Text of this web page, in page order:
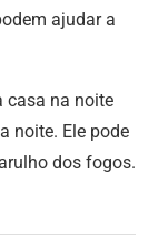
ajudar a
casa na noite
noite. Ele pode
dos fogos.